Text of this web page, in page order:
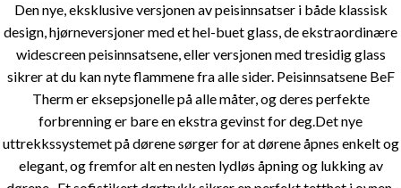
Den nye, eksklusive versjonen av peisinnsatser i både klassisk
design, hjørneversjoner med et hel-buet glass, de ekstraordinære
widescreen peisinnsatsene, eller versjonen med tresidig glass
sikrer at du kan nyte flammene fra alle sider. Peisinnsatsene BeF
Therm er eksepsjonelle på alle måter, og deres perfekte
forbrenning er bare en ekstra gevinst for deg.Det nye
uttrekkssystemet på dørene sørger for at dørene åpnes enkelt og
elegant, og fremfor alt en nesten lydløs åpning og lukking av